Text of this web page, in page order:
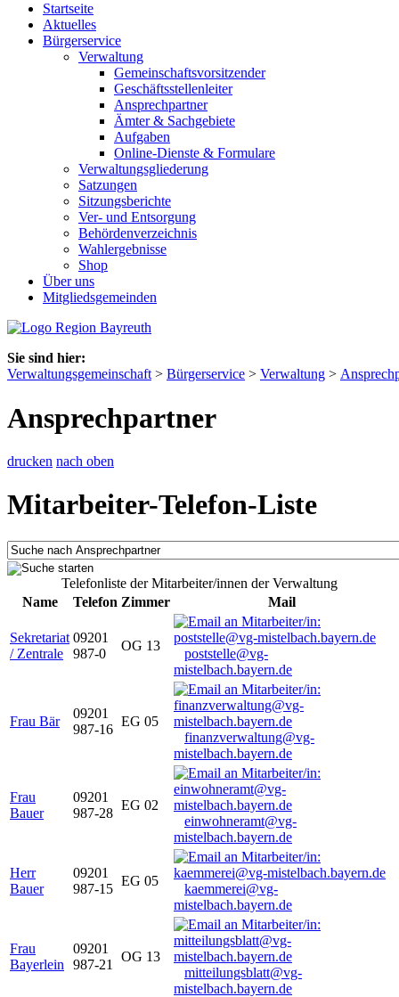
Startseite
Aktuelles
Bürgerservice
Verwaltung
Gemeinschaftsvorsitzender
Geschäftsstellenleiter
Ansprechpartner
Ämter & Sachgebiete
Aufgaben
Online-Dienste & Formulare
Verwaltungsgliederung
Satzungen
Sitzungsberichte
Ver- und Entsorgung
Behördenverzeichnis
Wahlergebnisse
Shop
Über uns
Mitgliedsgemeinden
Sie sind hier:
Verwaltungsgemeinschaft > Bürgerservice > Verwaltung >
Ansprechpartner
drucken nach oben
Mitarbeiter-Telefon-Liste
Telefonliste der Mitarbeiter/innen der Verwaltung
Name
Telefon Zimmer Mail
Sekretariat
/ Zentrale
09201
987-0
OG 13
poststelle@vg-
mistelbach.bayern.de
Frau Bär
09201
987-16
EG 05
finanzverwaltung@vg-
mistelbach.bayern.de
Frau
Bauer
09201
987-28
EG 02
einwohneramt@vg-
mistelbach.bayern.de
Herr
Bauer
09201
987-15
EG 05
kaemmerei@vg-
mistelbach.bayern.de
Frau
Bayerlein
09201
987-21
OG 13
mitteilungsblatt@vg-
mistelbach.bayern.de